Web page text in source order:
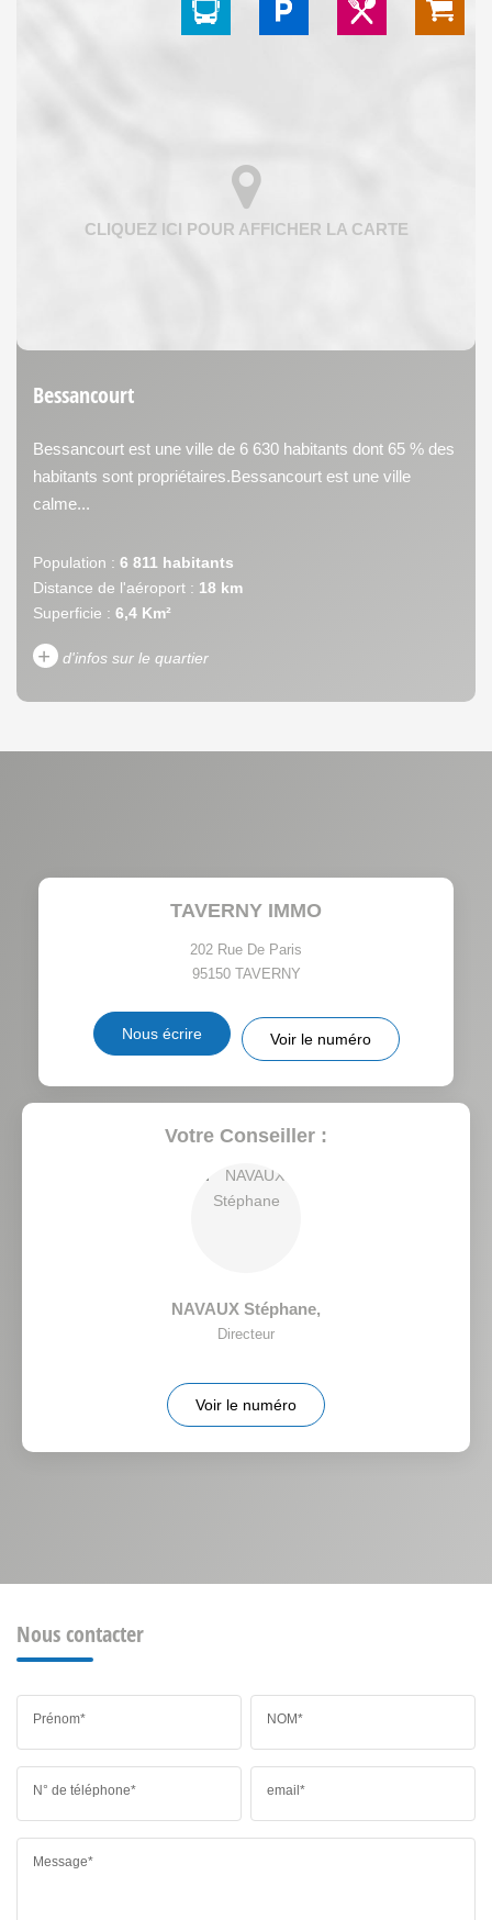
Bessancourt
Bessancourt est une ville de 6 630 habitants dont 65 % des
habitants sont propriétaires.Bessancourt est une ville
calme...
Population : 6 811 habitants
Distance de l'aéroport : 18 km
Superficie : 6,4 Km²
+ d'infos sur le quartier
PART DES MÉNAGES SANS
VOITURE
RÉSULTATS DES LYCÉES ECOLES ET CRÈCHES
TAVERNY IMMO
202 Rue De Paris
95150 TAVERNY
Nous écrire Voir le numéro
Votre Conseiller :
NAVAUX Stéphane,
Directeur
Voir le numéro
Nous contacter
Prénom* NOM*
N° de téléphone* email*
Message*